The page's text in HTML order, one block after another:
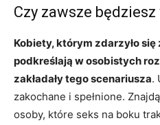
Czy zawsze
Kobiety, którym zdarzyło
podkreślają w osobistych
zakładały tego scenariusza.
zakochane i spełnione.
osoby, które seks na boku